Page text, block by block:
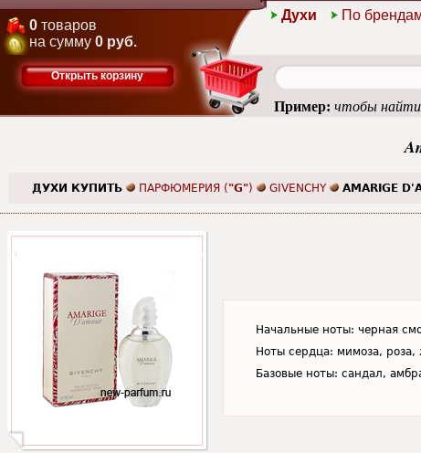
ДУХИ КУПИТЬ ПАРФЮМЕРИЯ ( "G") GIVENCHY AMARIGE
Начальные ноты: черная
Ноты сердца: мимоза,
Базовые ноты: сандал,
Духи По
0 товаров
на сумму 0 руб.
Открыть корзину
Пример: чтобы найти